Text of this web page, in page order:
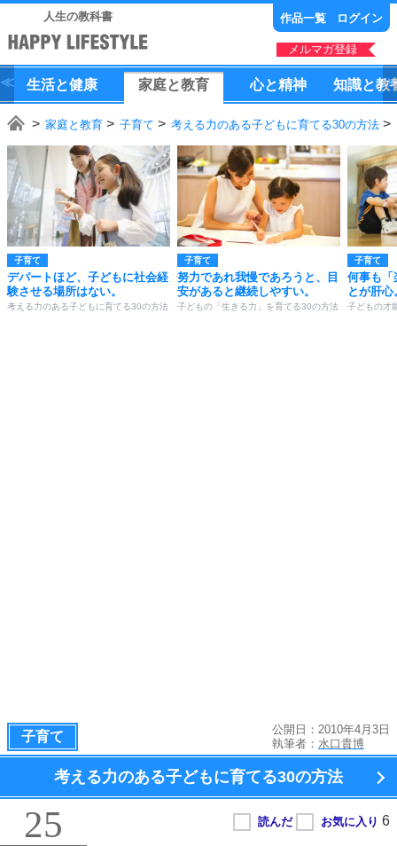
人生の教科書 作品一覧 ログイン
メルマガ登録
生活と健康 家庭と教育 心と精神 知識と教
家庭と教育 子育て 考える力のある子どもに育てる30の方法
子育て
デパートほど、子どもに社会経
験させる場所はない。
考える力のある子どもに育てる30の方法
子育て
努力であれ我慢であろうと、目
安があると継続しやすい。
子どもの「生きる力」を育てる30の方法
子育て
何事も「
とが肝心
子どもの才
子育て
公開日：2010年4月3日
執筆者： 水口貴博
考える力のある子どもに育てる30の方法
25